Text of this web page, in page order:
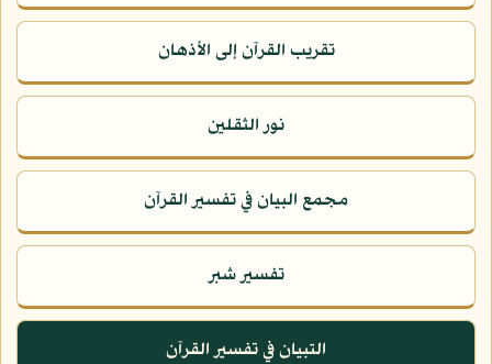
تقريب القرآن إلى الأذهان
نور الثقلين
مجمع البيان في تفسير القرآن
تفسير شبر
التبيان في تفسير القرآن